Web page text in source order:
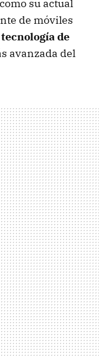
su actual
de móviles
tecnología de
avanzada del